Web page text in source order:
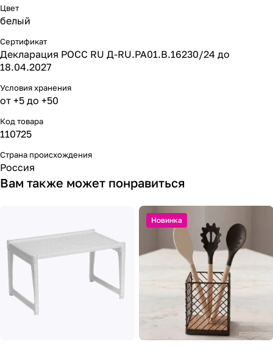
Цвет
белый
Сертификат
Декларация РОСС RU Д-RU.PA01.B.16230/24 до
18.04.2027
Условия хранения
от +5 до +50
Код товара
110725
Страна происхождения
Россия
Вам также может понравиться
Новинка